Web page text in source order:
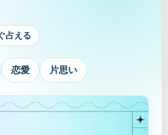
占える
恋愛 片思い